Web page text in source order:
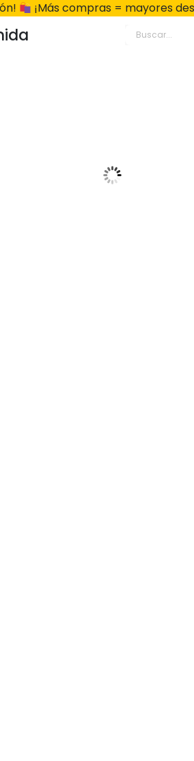
¡Más compras = mayores